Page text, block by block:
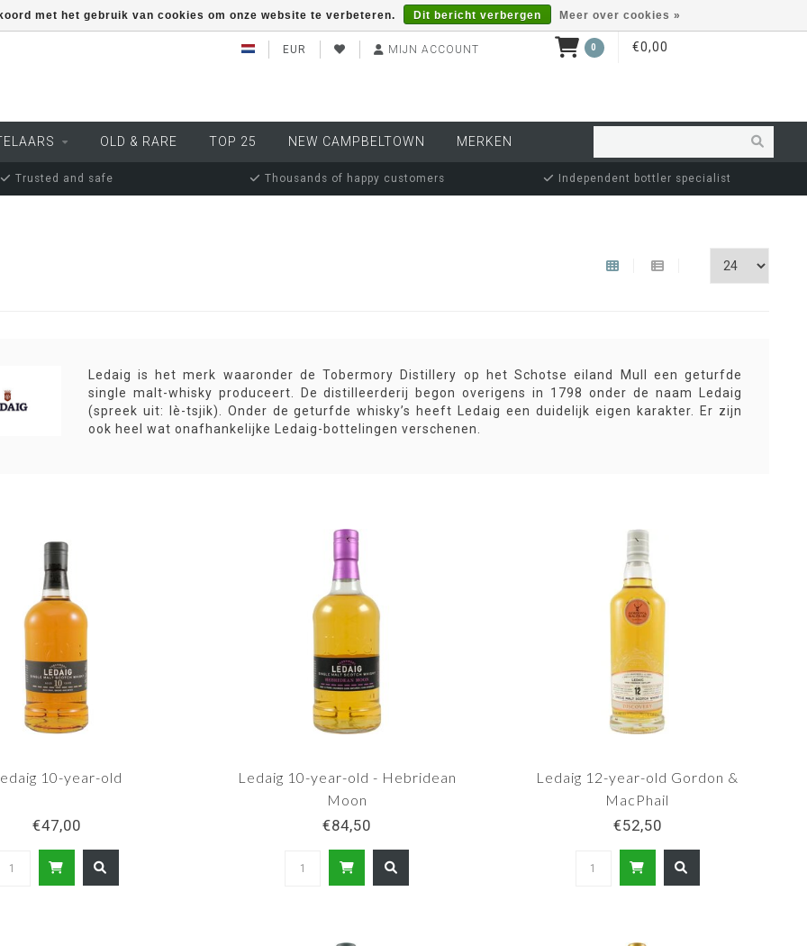
EUR MIJN ACCOUNT 0 €0,00
OLD & RARE TOP 25 NEW CAMPBELTOWN MERKEN
Trusted and safe Thousands of happy customers Independent bottler specialist
Ledaig is het merk waaronder de Tobermory Distillery op het Schotse eiland Mull een geturfde
single malt-whisky produceert. De distilleerderij begon overigens in 1798 onder de naam Ledaig
(spreek uit: lè-tsjik). Onder de geturfde whisky’s heeft Ledaig een duidelijk eigen karakter. Er zijn
ook heel wat onafhankelijke Ledaig-bottelingen verschenen.
10-year-old
€47,00
Ledaig 10-year-old - Hebridean
Moon
€84,50
Ledaig 12-year-old Gordon &
MacPhail
€52,50
met het gebruik van cookies om onze website te verbeteren. Dit bericht verbergen Meer over cookies »